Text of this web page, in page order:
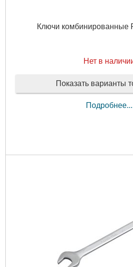
Ключи комбинированные
Нет в
Показать варианты
Подробнее...